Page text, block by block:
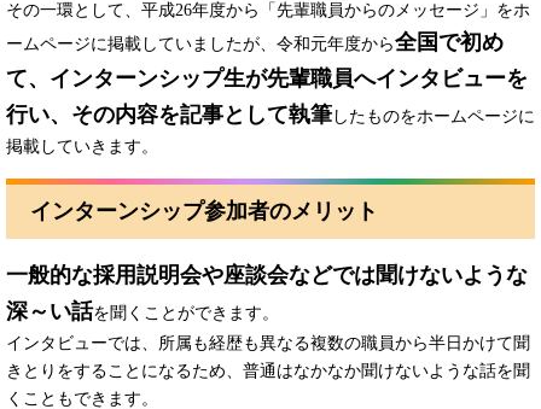
その一環として、平成26年度から「先輩職員からのメッセージ」をホ
ームページに掲載していましたが、令和元年度から全国で初め
て、インターンシップ生が先輩職員へインタビューを
行い、その内容を記事として執筆 したものをホームページに
掲載していきます。
インターンシップ参加者のメリット
一般的な採用説明会や座談会などでは聞けないような
深～い話を聞くことができます。
インタビューでは、所属も経歴も異なる複数の職員から半日かけて聞
きとりをすることになるため、普通はなかなか聞けないような話を聞
くこともできます。